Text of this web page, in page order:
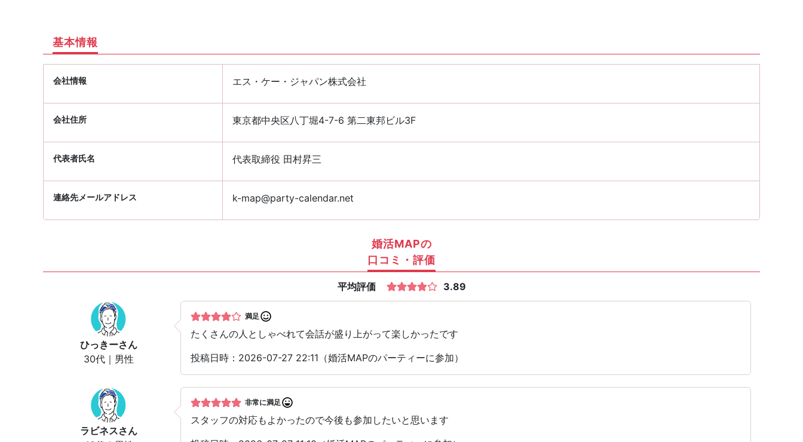
基本情報
会社情報 エス・ケー・ジャパン株式会社
会社住所 東京都中央区八丁堀4-7-6 第二東邦ビル3F
代表者氏名 代表取締役 田村昇三
連絡先メールアドレス k-map@party-calendar.net
婚活MAPの
口コミ・評価
平均評価 3.89
ひっきーさん
30代｜男性
満足
たくさんの人としゃべれて会話が盛り上がって楽しかったです
投稿日時：2026-07-27 22:11（婚活MAPのパーティーに参加）
ラビネスさん
非常に満足
スタッフの対応もよかったので今後も参加したいと思います